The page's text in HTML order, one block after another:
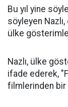
Bu yıl yine
söyleyen
ülke
Nazlı, ülke
ifade ederek,
filmlerinden bir